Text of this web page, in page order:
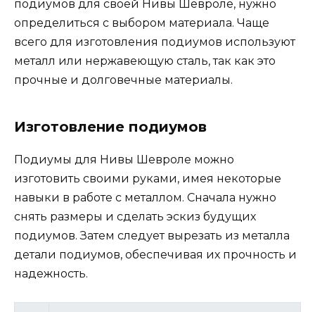
подиумов для своей Нивы Шевроле, нужно
определиться с выбором материала. Чаще
всего для изготовления подиумов используют
металл или нержавеющую сталь, так как это
прочные и долговечные материалы.
Изготовление подиумов
Подиумы для Нивы Шевроле можно
изготовить своими руками, имея некоторые
навыки в работе с металлом. Сначала нужно
снять размеры и сделать эскиз будущих
подиумов. Затем следует вырезать из металла
детали подиумов, обеспечивая их прочность и
надежность.